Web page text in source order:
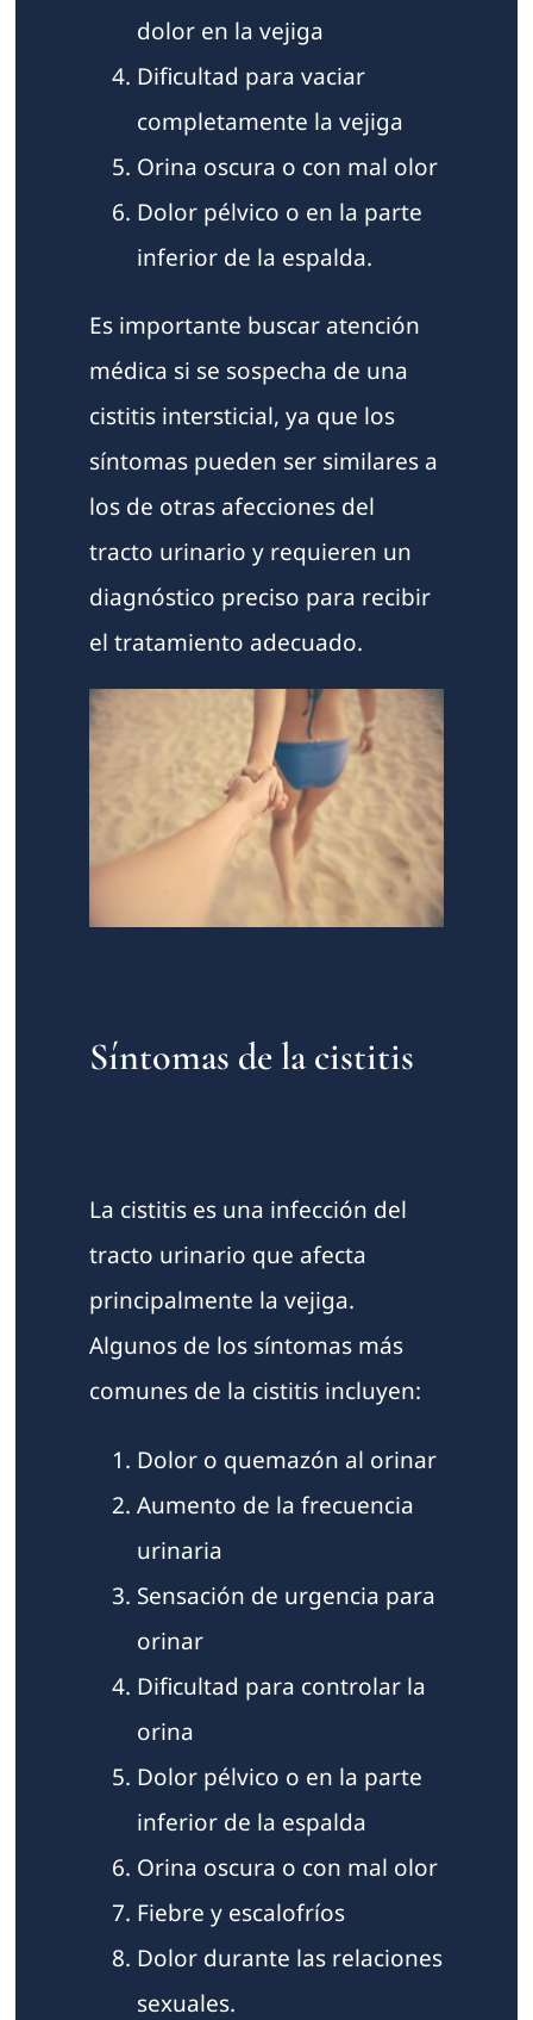
dolor en la vejiga
Dificultad para vaciar
completamente la vejiga
Orina oscura o con mal olor
Dolor pélvico o en la parte
inferior de la espalda.
Es importante buscar atención
médica si se sospecha de una
cistitis intersticial, ya que los
síntomas pueden ser similares a
los de otras afecciones del
tracto urinario y requieren un
diagnóstico preciso para recibir
el tratamiento adecuado.
Síntomas de la cistitis
La cistitis es una infección del
tracto urinario que afecta
principalmente la vejiga.
Algunos de los síntomas más
comunes de la cistitis incluyen:
Dolor o quemazón al orinar
Aumento de la frecuencia
urinaria
Sensación de urgencia para
orinar
Dificultad para controlar la
orina
Dolor pélvico o en la parte
inferior de la espalda
Orina oscura o con mal olor
Fiebre y escalofríos
Dolor durante las relaciones
sexuales.